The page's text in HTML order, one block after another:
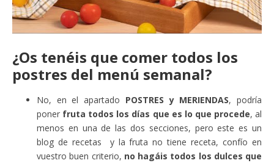
¿Os tenéis que comer todos los
postres del menú semanal?
No, en el apartado POSTRES y MERIENDAS, podría
poner fruta todos los días que es lo que procede, al
menos en una de las dos secciones, pero este es un
blog de recetas y la fruta no tiene receta, confío en
vuestro buen criterio, no hagáis todos los dulces que